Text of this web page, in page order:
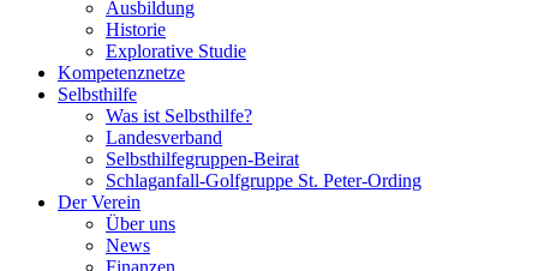
Ausbildung
Historie
Explorative Studie
Kompetenznetze
Selbsthilfe
Was ist Selbsthilfe?
Landesverband
Selbsthilfegruppen-Beirat
Schlaganfall-Golfgruppe St. Peter-Ording
Der Verein
Über uns
News
Finanzen